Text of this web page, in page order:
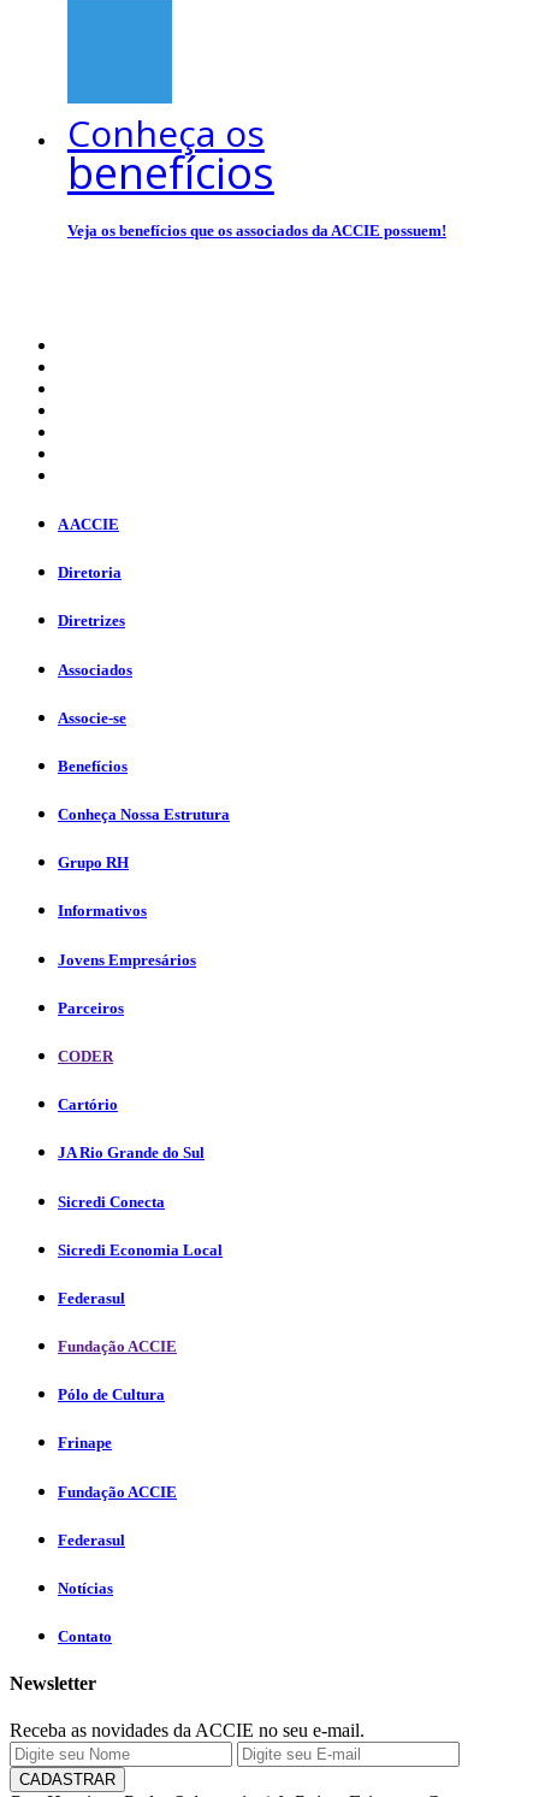
Conheça os
benefícios
Veja os benefícios que os associados da ACCIE possuem!
A ACCIE
Diretoria
Diretrizes
Associados
Associe-se
Benefícios
Conheça Nossa Estrutura
Grupo RH
Informativos
Jovens Empresários
Parceiros
CODER
Cartório
JA Rio Grande do Sul
Sicredi Conecta
Sicredi Economia Local
Federasul
Fundação ACCIE
Pólo de Cultura
Frinape
Fundação ACCIE
Federasul
Notícias
Contato
Newsletter
Receba as novidades da ACCIE no seu e-mail.